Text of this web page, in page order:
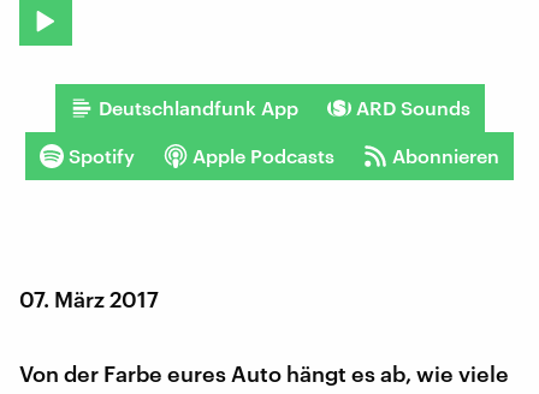
Deutschlandfunk App ARD Sounds
Spotify Apple Podcasts Abonnieren
07. März 2017
Von der Farbe eures Auto hängt es ab, wie viele